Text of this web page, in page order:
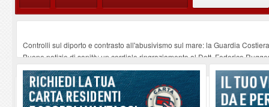
Controlli sul diporto e contrasto all'abusivismo sul mare: la Guardia
Buone notizie di sanità: un cordiale ringraziamento al Dott. Federico
Altiero Spinelli e Ursula Hirschmann all'Elba: riaffiora una testimonianza
Capoliveri, potenziata la pulizia dei bordi stradali -07-08-2026
Marina di Campo tra i porti interessati dal nuovo piano dell'Autorità